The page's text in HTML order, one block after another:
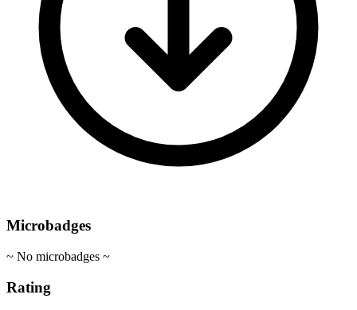
Microbadges
~ No microbadges ~
Rating